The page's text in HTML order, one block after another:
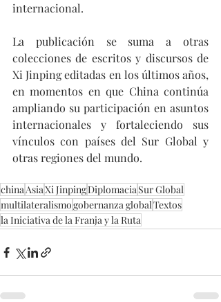
internacional.
La publicación se suma a otras
colecciones de escritos y discursos de
Xi Jinping editadas en los últimos años,
en momentos en que China continúa
ampliando su participación en asuntos
internacionales y fortaleciendo sus
vínculos con países del Sur Global y
otras regiones del mundo.
chinaAsiaXi JinpingDiplomaciaSur Global
multilateralismogobernanza globalTextos
la Iniciativa de la Franja y la Ruta